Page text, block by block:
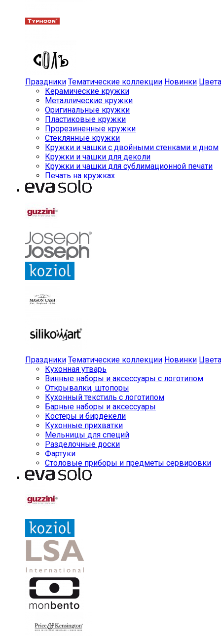
Праздники Тематические коллекции Новинки Цвета
Керамические кружки
Металлические кружки
Оригинальные кружки
Пластиковые кружки
Прорезиненные кружки
Стеклянные кружки
Кружки и чашки с двойными стенками и дном
Кружки и чашки для деколи
Кружки и чашки для сублимационной печати
Печать на кружках
Праздники Тематические коллекции Новинки Цвета
Кухонная утварь
Винные наборы и аксессуары с логотипом
Открывалки, штопоры
Кухонный текстиль с логотипом
Барные наборы и аксессуары
Костеры и бирдекели
Кухонные прихватки
Мельницы для специй
Разделочные доски
Фартуки
Столовые приборы и предметы сервировки